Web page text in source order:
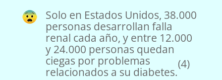
Solo en Estados Unidos, 38.000
personas desarrollan falla
renal cada año, y entre 12.000
y 24.000 personas quedan
ciegas por problemas
relacionados a su diabetes.
(4)